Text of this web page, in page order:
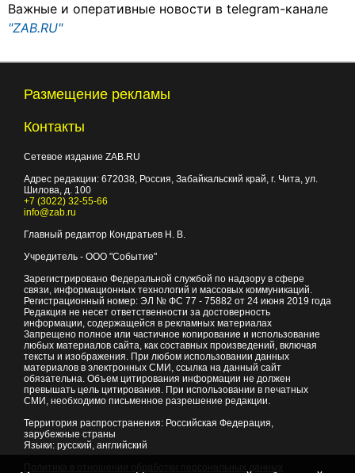
Важные и оперативные новости в telegram-канале
"ZAB.RU"
Размещение рекламы
Контакты
Сетевое издание ZAB.RU
Адрес редакции: 672038, Россия, Забайкальский край, г. Чита, ул.
Шилова, д. 100
+7 (3022) 32-55-66
info@zab.ru
Главный редактор Кондратьев Н. В.
Учредитель - ООО "Событие"
Зарегистрировано Федеральной службой по надзору в сфере
связи, информационных технологий и массовых коммуникаций.
Регистрационный номер: ЭЛ № ФС 77 - 75882 от 24 июня 2019 года
Редакция не несет ответственности за достоверность
информации, содержащейся в рекламных материалах
Запрещено полное или частичное копирование и использование
любых материалов сайта, как составных произведений, включая
тексты и изображения. При любом использовании данных
материалов в электронных СМИ, ссылка на данный сайт
обязательна. Объем цитирования информации не должен
превышать цель цитирования. При использовании в печатных
СМИ, необходимо письменное разрешение редакции.
Территория распространения: Российская Федерация,
зарубежные страны
Языки: русский, английский